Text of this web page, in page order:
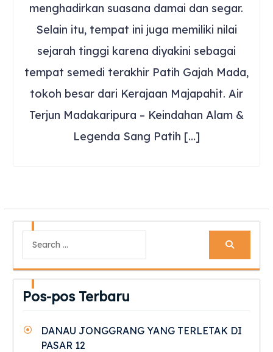
menghadirkan suasana damai dan segar.
Selain itu, tempat ini juga memiliki nilai
sejarah tinggi karena diyakini sebagai
tempat semedi terakhir Patih Gajah Mada,
tokoh besar dari Kerajaan Majapahit. Air
Terjun Madakaripura – Keindahan Alam &
Legenda Sang Patih […]
for:
Pos-pos Terbaru
DANAU JONGGRANG YANG TERLETAK DI
PASAR 12